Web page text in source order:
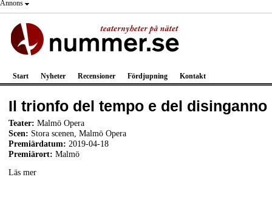
Annons
Start Nyheter Recensioner Fördjupning Kontakt
Il trionfo del tempo e del disinganno
Teater: Malmö Opera
Scen: Stora scenen, Malmö Opera
Premiärdatum: 2019-04-18
Premiärort: Malmö
Läs mer